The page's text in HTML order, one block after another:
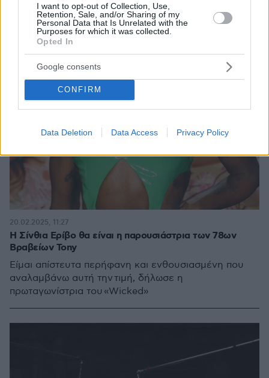
I want to opt-out of Collection, Use,
Retention, Sale, and/or Sharing of my
Personal Data that Is Unrelated with the
Purposes for which it was collected.
Opted In
Google consents
CONFIRM
Data Deletion Data Access Privacy Policy
Η Σίνθια Ερίβο θα είναι η παρουσιάστρια των 78ων
Βραβείων Tony
Είμαι απίστευτα περήφανη και ενθουσιασμένη που
αναλαμβάνω αυτή την τιμή, δήλωσε η
πρωταγωνίστρια του «Wicked»
20.02.2025, 11:27